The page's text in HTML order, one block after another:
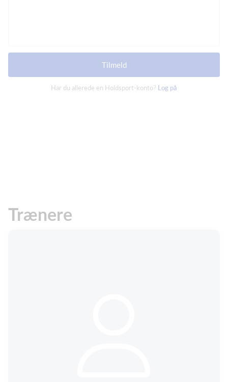
Tilmeld
Har du allerede en Holdsport-konto? Log på
Trænere